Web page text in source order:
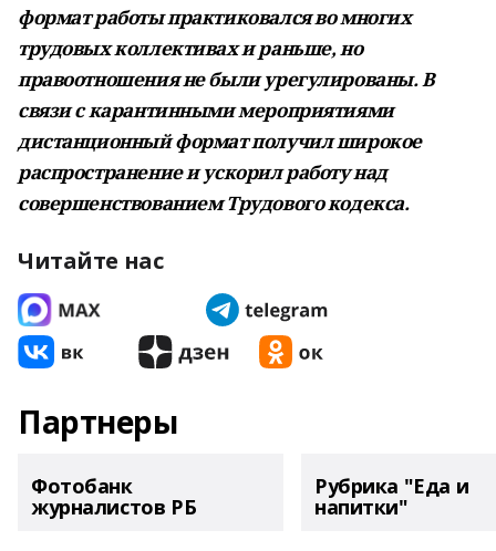
формат работы практиковался во многих
трудовых коллективах и раньше, но
правоотношения не были урегулированы. В
связи с карантинными мероприятиями
дистанционный формат получил широкое
распространение и ускорил работу над
совершенствованием Трудового кодекса.
Читайте нас
Партнеры
Фотобанк
журналистов РБ
Рубрика "Еда и
напитки"